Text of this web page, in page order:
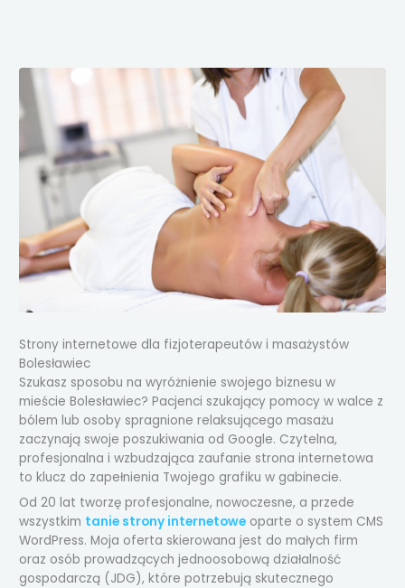
Strony internetowe dla fizjoterapeutów i masażystów
Bolesławiec
Szukasz sposobu na wyróżnienie swojego biznesu w
mieście Bolesławiec? Pacjenci szukający pomocy w walce z
bólem lub osoby spragnione relaksującego masażu
zaczynają swoje poszukiwania od Google. Czytelna,
profesjonalna i wzbudzająca zaufanie strona internetowa
to klucz do zapełnienia Twojego grafiku w gabinecie.
Od 20 lat tworzę profesjonalne, nowoczesne, a przede
wszystkim tanie strony internetowe oparte o system CMS
WordPress. Moja oferta skierowana jest do małych firm
oraz osób prowadzących jednoosobową działalność
gospodarczą (JDG), które potrzebują skutecznego